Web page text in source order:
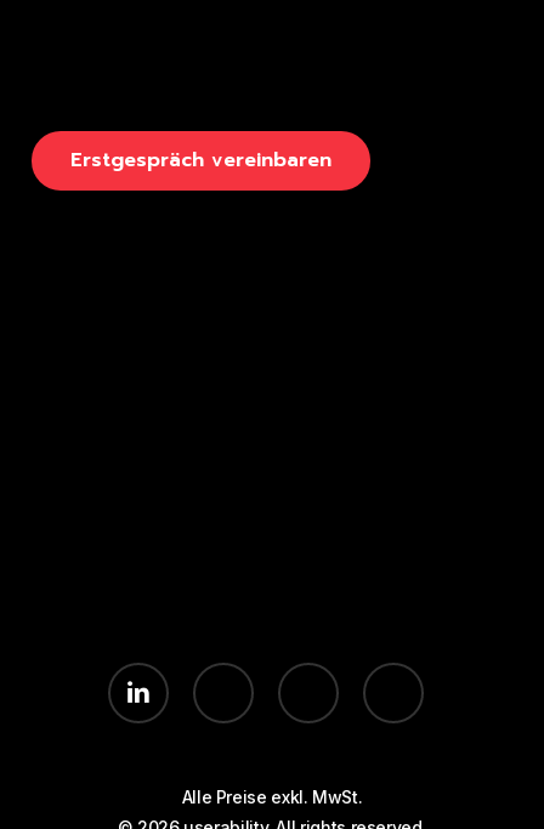
Erstgespräch vereinbaren
linkedin youtube instagram whatsapp
Alle Preise exkl. MwSt.